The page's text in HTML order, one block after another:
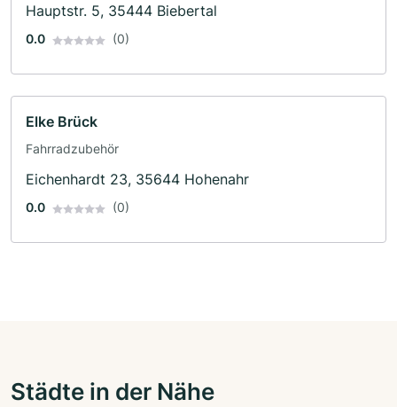
Hauptstr. 5, 35444 Biebertal
0.0 (0)
Elke Brück
Fahrradzubehör
Eichenhardt 23, 35644 Hohenahr
0.0 (0)
Städte in der Nähe